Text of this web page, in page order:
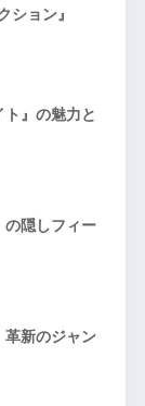
ション』
』の魅力と
の隠しフィー
革新のジャン